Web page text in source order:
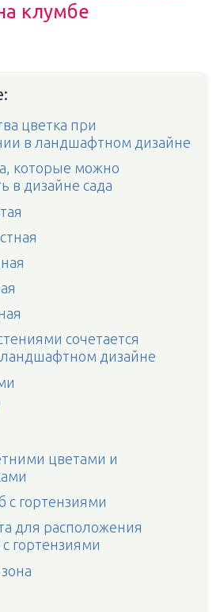
клумбе
цветка при
в ландшафтном дизайне
которые можно
в дизайне сада
сочетается
ландшафтном дизайне
цветами и
с гортензиями
для расположения
гортензиями